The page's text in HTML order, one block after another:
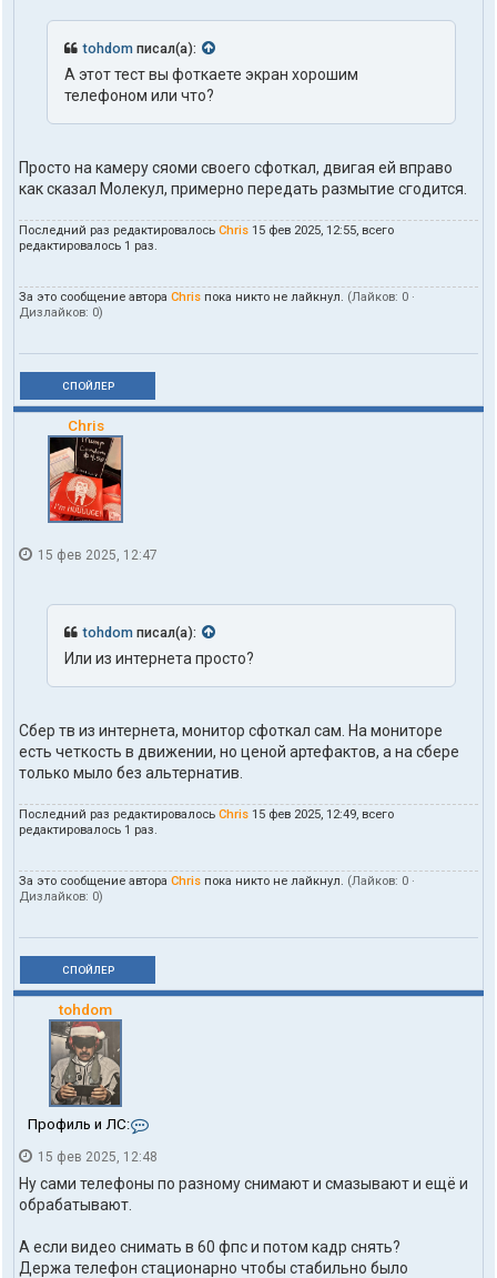
tohdom писал(а):
А этот тест вы фоткаете экран хорошим
телефоном или что?
Просто на камеру сяоми своего сфоткал, двигая ей вправо
как сказал Молекул, примерно передать размытие сгодится.
Последний раз редактировалось Chris 15 фев 2025, 12:55, всего
редактировалось 1 раз.
За это сообщение автора Chris пока никто не лайкнул. (Лайков: 0 ·
Дизлайков: 0)
СПОЙЛЕР
Chris
15 фев 2025, 12:47
tohdom писал(а):
Или из интернета просто?
Сбер тв из интернета, монитор сфоткал сам. На мониторе
есть четкость в движении, но ценой артефактов, а на сбере
только мыло без альтернатив.
Последний раз редактировалось Chris 15 фев 2025, 12:49, всего
редактировалось 1 раз.
За это сообщение автора Chris пока никто не лайкнул. (Лайков: 0 ·
Дизлайков: 0)
СПОЙЛЕР
tohdom
Профиль и ЛС:
н
т
а
ы
п
15 фев 2025, 12:48
Ну сами телефоны по разному снимают и смазывают и ещё и
обрабатывают.
А если видео снимать в 60 фпс и потом кадр снять?
Держа телефон стационарно чтобы стабильно было